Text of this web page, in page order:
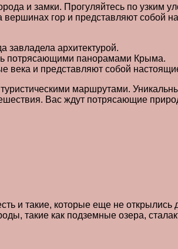
и замки. Прогуляйтесь по узким
гор и представляют собой
завладела архитектурой.
потрясающими панорамами Крыма.
и представляют собой
маршрутами.
Вас ждут потрясающие
и такие, которые еще не
такие как подземные озера,